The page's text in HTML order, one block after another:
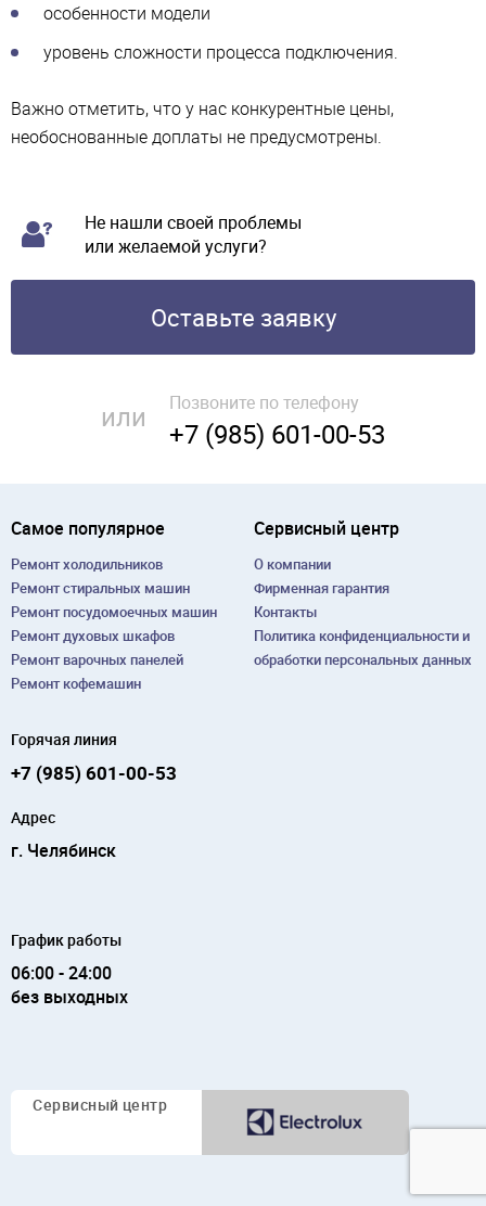
особенности модели
уровень сложности процесса подключения.
Важно отметить, что у нас конкурентные цены,
необоснованные доплаты не предусмотрены.
Не нашли своей проблемы
или желаемой услуги?
Оставьте заявку
или Позвоните по телефону
+7 (985) 601-00-53
Самое популярное
Ремонт холодильников
Ремонт cтиральных машин
Ремонт посудомоечных машин
Ремонт духовых шкафов
Ремонт варочных панелей
Ремонт кофемашин
Сервисный центр
О компании
Фирменная гарантия
Контакты
Политика конфиденциальности и
обработки персональных данных
Горячая линия
+7 (985) 601-00-53
Адрес
г. Челябинск
График работы
06:00 - 24:00
без выходных
Сервисный центр